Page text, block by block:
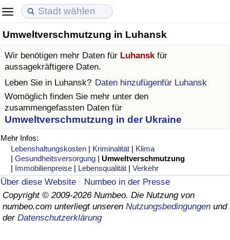
Umweltverschmutzung in Luhansk
Wir benötigen mehr Daten für Luhansk für
aussagekräftigere Daten.
Leben Sie in Luhansk? Daten hinzufügenfür Luhansk
Womöglich finden Sie mehr unter den
zusammengefassten Daten für
Umweltverschmutzung in der Ukraine
Mehr Infos:
Lebenshaltungskosten | Kriminalität | Klima
|Gesundheitsversorgung |Umweltverschmutzung
| Immobilienpreise | Lebensqualität |Verkehr
Über diese Website
Numbeo in der Presse
Copyright © 2009-2026 Numbeo. Die Nutzung von
numbeo.com unterliegt unseren Nutzungsbedingungen und
der Datenschutzerklärung
Lebenshaltungskosten
Lebenshaltungskosten-Index (aktuell)
Lebenshaltungskosten-Index
Lebenshaltungskosten-Index nach Land
in Akaba
Immobilienpreise
Immobilienpreis-Index (aktuell)
Immobilienpreis-Index
Immobilienpreis-Index nach Land
Lebensqualität
Lebensqualität-Index
Lebensqualität-Index (aktuell)
Lebensqualitätsindex nach Land
Kriminalität
Kriminalitäts-Index (aktuell)
Kriminalitäts-Index
Kriminalitätsindex nach Land